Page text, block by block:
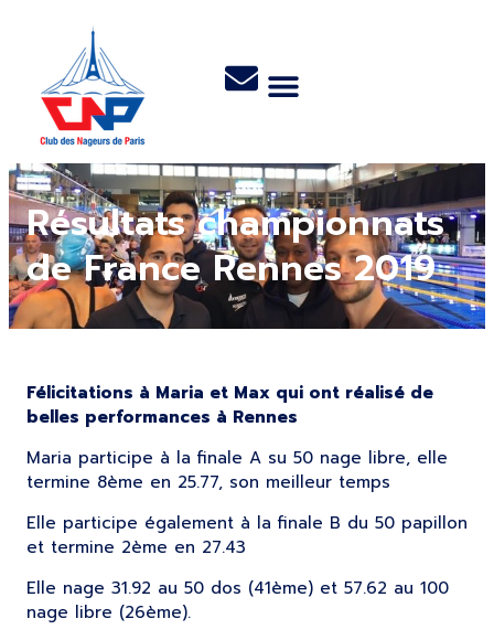
Résultats championnats
de France Rennes 2019
Félicitations à Maria et Max qui ont réalisé de
belles performances à Rennes
Maria participe à la finale A su 50 nage libre, elle
termine 8ème en 25.77, son meilleur temps
Elle participe également à la finale B du 50 papillon
et termine 2ème en 27.43
Elle nage 31.92 au 50 dos (41ème) et 57.62 au 100
nage libre (26ème).